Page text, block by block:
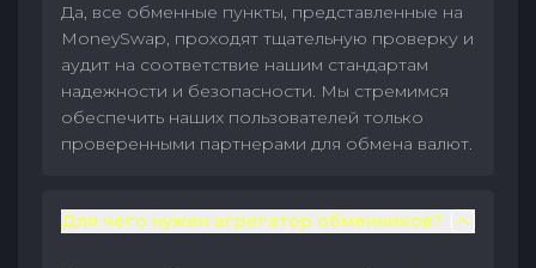
Да, все обменные пункты, представленные на
MoneySwap, проходят тщательную проверку и
аудит на соответствие нашим стандартам
надежности и безопасности. Мы стремимся
обеспечить наших пользователей только
проверенными партнерами для обмена валют.
Для чего нужен агрегатор обменников?